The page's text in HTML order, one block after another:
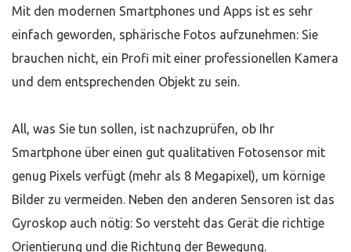
Mit den modernen Smartphones und Apps ist es sehr
einfach geworden, sphärische Fotos aufzunehmen: Sie
brauchen nicht, ein Profi mit einer professionellen Kamera
und dem entsprechenden Objekt zu sein.
All, was Sie tun sollen, ist nachzuprüfen, ob Ihr
Smartphone über einen gut qualitativen Fotosensor mit
genug Pixels verfügt (mehr als 8 Megapixel), um körnige
Bilder zu vermeiden. Neben den anderen Sensoren ist das
Gyroskop auch nötig: So versteht das Gerät die richtige
Orientierung und die Richtung der Bewegung.